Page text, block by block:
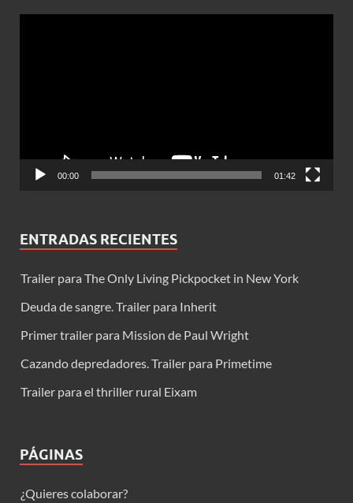
00:00 01:42
ENTRADAS RECIENTES
Trailer para The Only Living Pickpocket in New York
Deuda de sangre. Trailer para Inherit
Primer trailer para Mission de Paul Wright
Cazando depredadores. Trailer para Primetime
Trailer para el thriller rural Eixam
PÁGINAS
¿Quieres colaborar?